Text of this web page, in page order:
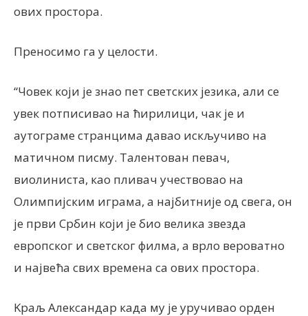
ових простора.
Преносимо га у целости.
“Човек који је знао пет светских језика, али се
увек потписивао на ћирилици, чак је и
аутограме странцима давао искључиво на
матичном писму. Талентован певач,
виолиниста, као пливач учествовао на
Олимпијским играма, а најбитније од свега, он
је први Србин који је био велика звезда
европског и светског филма, а врло вероватно
и највећа свих времена са ових простора.
Kраљ Александар када му је уручивао орден